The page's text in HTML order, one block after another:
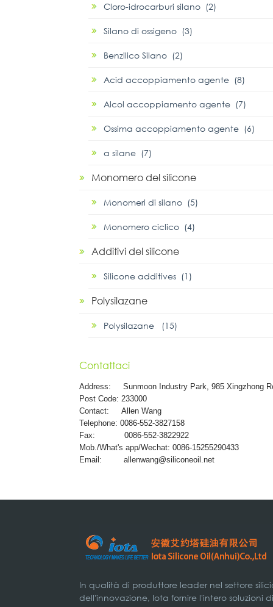
Cloro-idrocarburi silano (2)
Silano di ossigeno (3)
Benzilico Silano (2)
Acid accoppiamento agente (8)
Alcol accoppiamento agente (7)
Ossima accoppiamento agente (6)
α silane (7)
Monomero del silicone
Monomeri di silano (5)
Monomero ciclico (4)
Additivi del silicone
Silicone additives (1)
Polysilazane
Polysilazane (15)
Contattaci
Address: Sunmoon Industry Park, 985 Xingzhong
Post Code: 233000
Contact: Allen Wang
Telephone: 0086-552-3827158
Fax: 0086-552-3822922
Mob./What's app/Wechat: 0086-15255290433
Email: allenwang@siliconeoil.net
In qualità di produttore leader nel settore
dell'innovazione, Iota fornire l'intero soluzioni